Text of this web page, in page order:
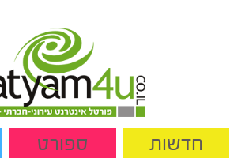
חדשות ספורט